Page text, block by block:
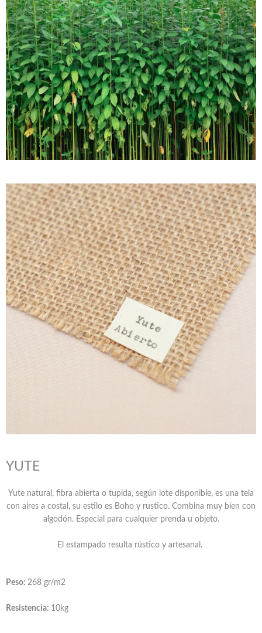
YUTE
Yute natural, fibra abierta o tupida, según lote disponible, es una tela
con aires a costal, su estilo es Boho y rustico. Combina muy bien con
algodón. Especial para cualquier prenda u objeto.
El estampado resulta rústico y artesanal.
Peso: 268 gr/m2
Resistencia: 10kg